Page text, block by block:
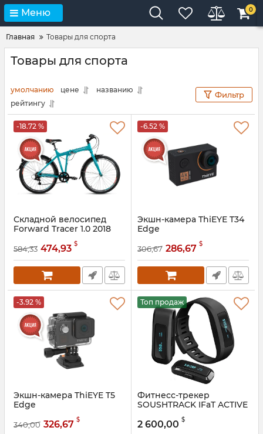
Меню 0
Главная Товары для спорта
Товары для спорта
умолчанию цене
названию
рейтингу
Фильтр
-18.72 %
Складной велосипед
Forward Tracer 1.0 2018
584,33 474,93 $
-6.52 %
Экшн-камера ThiEYE T34
Edge
306,67 286,67 $
-3.92 %
Экшн-камера ThiEYE T5
Edge
340,00 326,67 $
Топ продаж
Фитнесс-трекер
SOUSHTRACK IFaT ACTIVE
Артикул: sssr3425
2 600,00 $